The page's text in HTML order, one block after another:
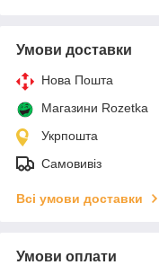
Умови доставки
Нова Пошта
Магазини Rozetka
Укрпошта
Самовивіз
Всі умови доставки
Умови оплати